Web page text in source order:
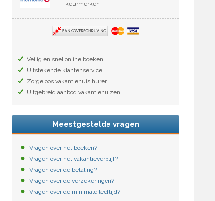
keurmerken
Veilig en snel online boeken
Uitstekende klantenservice
Zorgeloos vakantiehuis huren
Uitgebreid aanbod vakantiehuizen
Meestgestelde vragen
Vragen over het boeken?
Vragen over het vakantieverblijf?
Vragen over de betaling?
Vragen over de verzekeringen?
Vragen over de minimale leeftijd?